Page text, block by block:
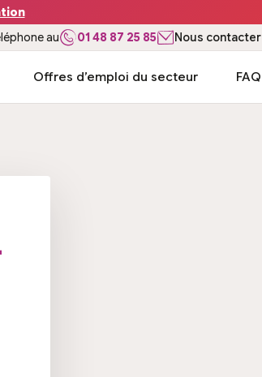
au
01 48 87 25 85 Nous contacter
Offres d’emploi du secteur FAQ